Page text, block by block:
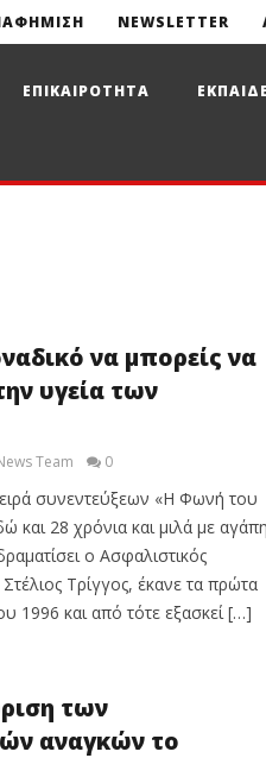
NEWSLETTER
ΕΠΙΚΑΙΡΟΤΗΤΑ
να μπορείς να
υγεία των
Team 0
συνεντεύξεων «Η Φωνή του
και 28 χρόνια και μιλά με
ο Ασφαλιστικός
Τρίγγος, έκανε τα πρώτα
1996 και από τότε εξασκεί […]
των
αναγκών το